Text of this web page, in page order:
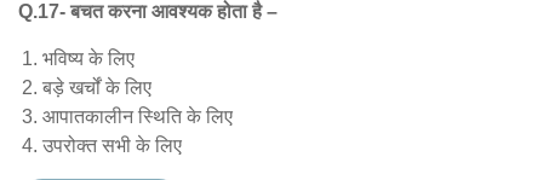
Q.17- बचत करना आवश्यक होता है –
भविष्य के लिए
बड़े खर्चों के लिए
आपातकालीन स्थिति के लिए
उपरोक्त सभी के लिए